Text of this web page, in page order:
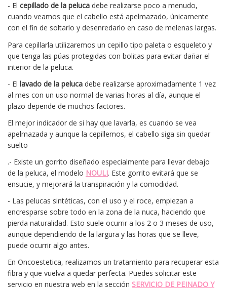
- El cepillado de la peluca debe realizarse poco a menudo,
cuando veamos que el cabello está apelmazado, únicamente
con el fin de soltarlo y desenredarlo en caso de melenas largas.
Para cepillarla utilizaremos un cepillo tipo paleta o esqueleto y
que tenga las púas protegidas con bolitas para evitar dañar el
interior de la peluca.
- El lavado de la peluca debe realizarse aproximadamente 1 vez
al mes con un uso normal de varias horas al día, aunque el
plazo depende de muchos factores.
El mejor indicador de si hay que lavarla, es cuando se vea
apelmazada y aunque la cepillemos, el cabello siga sin quedar
suelto
.- Existe un gorrito diseñado especialmente para llevar debajo
de la peluca, el modelo NOULI. Este gorrito evitará que se
ensucie, y mejorará la transpiración y la comodidad.
- Las pelucas sintéticas, con el uso y el roce, empiezan a
encresparse sobre todo en la zona de la nuca, haciendo que
pierda naturalidad. Esto suele ocurrir a los 2 o 3 meses de uso,
aunque dependiendo de la largura y las horas que se lleve,
puede ocurrir algo antes.
En Oncoestetica, realizamos un tratamiento para recuperar esta
fibra y que vuelva a quedar perfecta. Puedes solicitar este
servicio en nuestra web en la sección SERVICIO DE PEINADO Y